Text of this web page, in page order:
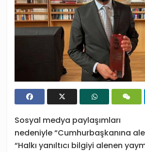
Sosyal medya paylaşımları
nedeniyle “Cumhurbaşkanına
“Halkı yanıltıcı bilgiyi alenen